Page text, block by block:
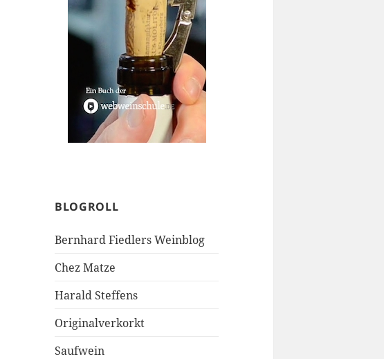
BLOGROLL
Bernhard Fiedlers Weinblog
Chez Matze
Harald Steffens
Originalverkorkt
Saufwein